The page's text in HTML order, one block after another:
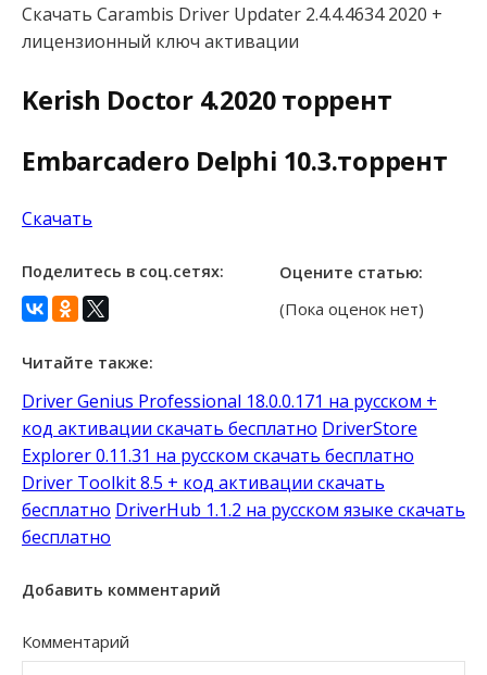
Скачать Carambis Driver Updater 2.4.4.4634 2020 +
лицензионный ключ активации
Kerish Doctor 4.2020 торрент
Embarcadero Delphi 10.3.торрент
Скачать
Поделитесь в соц.сетях: Оцените статью:
(Пока оценок нет)
Читайте также:
Driver Genius Professional 18.0.0.171 на русском +
код активации скачать бесплатно DriverStore
Explorer 0.11.31 на русском скачать бесплатно
Driver Toolkit 8.5 + код активации скачать
бесплатно DriverHub 1.1.2 на русском языке скачать
бесплатно
Добавить комментарий
Комментарий